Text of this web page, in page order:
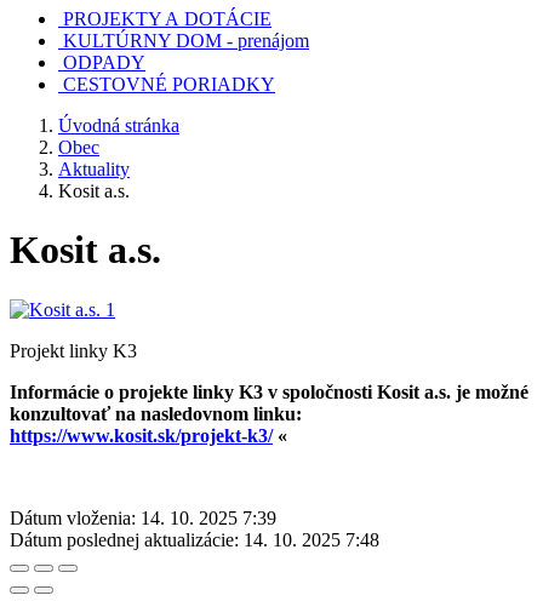
PROJEKTY A DOTÁCIE
KULTÚRNY DOM - prenájom
ODPADY
CESTOVNÉ PORIADKY
Úvodná stránka
Obec
Aktuality
Kosit a.s.
Kosit a.s.
Projekt linky K3
Informácie o projekte linky K3 v spoločnosti Kosit a.s. je možné
konzultovať na nasledovnom linku:
https://www.kosit.sk/projekt-k3/ «
Dátum vloženia: 14. 10. 2025 7:39
Dátum poslednej aktualizácie: 14. 10. 2025 7:48